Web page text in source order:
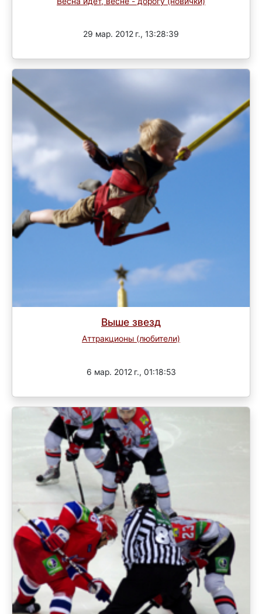
29 мар. 2012 г., 13:28:39
Выше звезд
Аттракционы (любители)
6 мар. 2012 г., 01:18:53